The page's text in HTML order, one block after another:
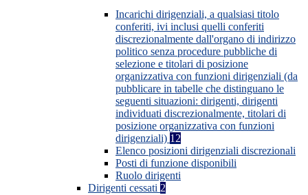
Incarichi dirigenziali, a qualsiasi titolo
conferiti, ivi inclusi quelli conferiti
discrezionalmente dall'organo di indirizzo
politico senza procedure pubbliche di
selezione e titolari di posizione
organizzativa con funzioni dirigenziali (da
pubblicare in tabelle che distinguano le
seguenti situazioni: dirigenti, dirigenti
individuati discrezionalmente, titolari di
posizione organizzativa con funzioni
dirigenziali) 12
Elenco posizioni dirigenziali discrezionali
Posti di funzione disponibili
Ruolo dirigenti
Dirigenti cessati 2